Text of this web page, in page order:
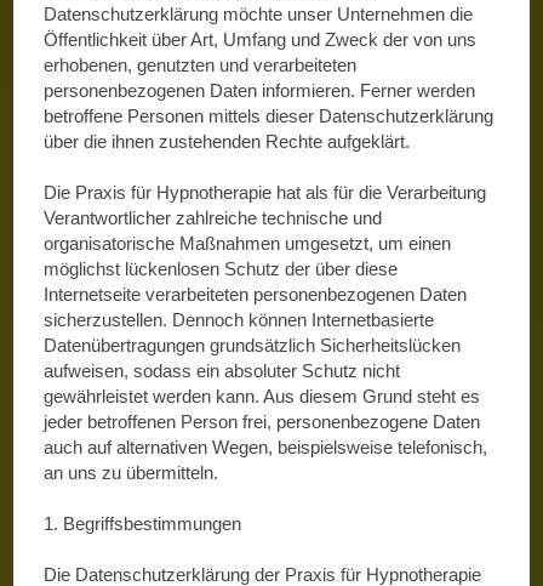
Datenschutzerklärung möchte unser Unternehmen die
Öffentlichkeit über Art, Umfang und Zweck der von uns
erhobenen, genutzten und verarbeiteten
personenbezogenen Daten informieren. Ferner werden
betroffene Personen mittels dieser Datenschutzerklärung
über die ihnen zustehenden Rechte aufgeklärt.
Die Praxis für Hypnotherapie hat als für die Verarbeitung
Verantwortlicher zahlreiche technische und
organisatorische Maßnahmen umgesetzt, um einen
möglichst lückenlosen Schutz der über diese
Internetseite verarbeiteten personenbezogenen Daten
sicherzustellen. Dennoch können Internetbasierte
Datenübertragungen grundsätzlich Sicherheitslücken
aufweisen, sodass ein absoluter Schutz nicht
gewährleistet werden kann. Aus diesem Grund steht es
jeder betroffenen Person frei, personenbezogene Daten
auch auf alternativen Wegen, beispielsweise telefonisch,
an uns zu übermitteln.
1. Begriffsbestimmungen
Die Datenschutzerklärung der Praxis für Hypnotherapie